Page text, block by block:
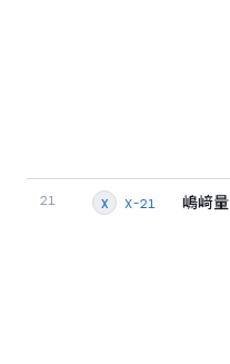
21 X X-21 嶋﨑量